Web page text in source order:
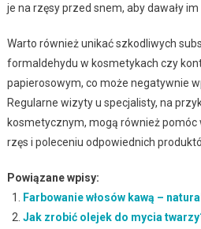
je na rzęsy przed snem, aby dawały
Warto również unikać szkodliwych
formaldehydu w kosmetykach czy
papierosowym, co może negatywnie
Regularne wizyty u specjalisty, na
kosmetycznym, mogą również
rzęs i poleceniu odpowiednich
Powiązane wpisy:
Farbowanie włosów kawą –
Jak zrobić olejek do mycia